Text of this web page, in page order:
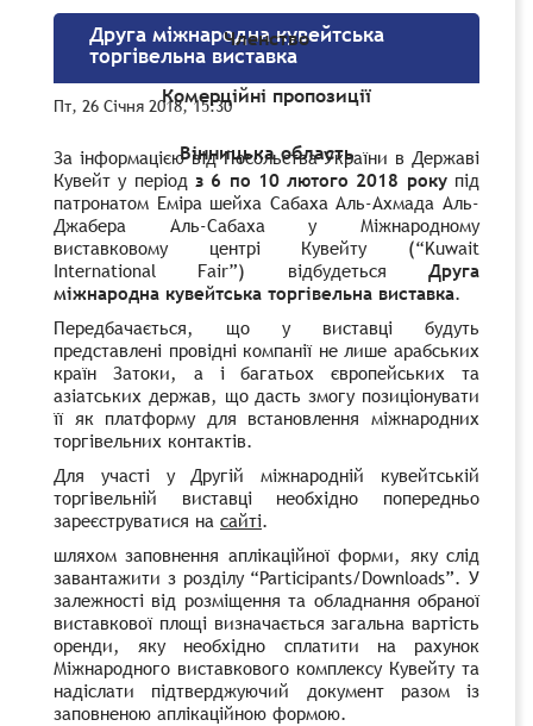
Членство
Комерційні пропозиції
Вінницька область
Друга міжнародна кувейтська
торгівельна виставка
Пт, 26 Січня 2018, 15:30
За інформацією від Посольства України в Державі
Кувейт у період з 6 по 10 лютого 2018 рокупід
патронатом Еміра шейха СабахаАль-Ахмада Аль-
Джабера Аль-Сабаха у Міжнародному
виставковому центрі Кувейту (“Kuwait
International Fair”) відбудеться Друга
міжнародна кувейтська торгівельна виставка.
Передбачається, що у виставці будуть
представлені провідні компанії не лише арабських
країн Затоки, а і багатьох європейських та
азіатських держав, що дасть змогу позиціонувати
її як платформу для встановлення міжнародних
торгівельних контактів.
Для участі у Другій міжнародній кувейтській
торгівельній виставці необхідно попередньо
зареєструватися на сайті.
шляхом заповнення аплікаційної форми, яку слід
завантажити з розділу “Partiсipants/Downloads”. У
залежності від розміщення та обладнання обраної
виставкової площі визначається загальна вартість
оренди, яку необхідно сплатити на рахунок
Міжнародного виставкового комплексу Кувейту та
надіслати підтверджуючий документ разом із
заповненою аплікаційною формою.